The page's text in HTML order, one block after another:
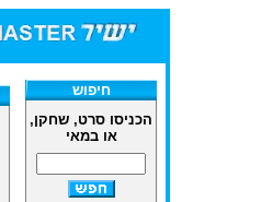
חיפוש
הכניסו סרט, שחקן,
או במאי